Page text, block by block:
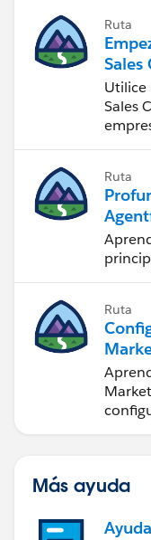
Ruta
Sales
Utilice
Sales
Ruta
Ruta
Más ayuda